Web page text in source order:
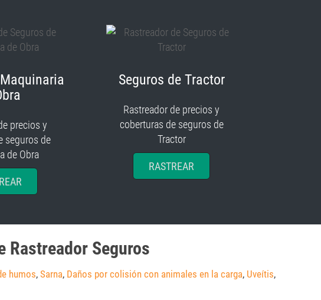
precios y
seguros de
de Obra
Seguros de Tractor
Rastreador de precios y
coberturas de seguros de
Tractor
RASTREAR
Rastreador Seguros
humos, Sarna, Daños por colisión con animales en la carga, Uveítis,